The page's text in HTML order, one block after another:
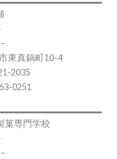
東真鍋町10-4
2035
0251
菓専門学校